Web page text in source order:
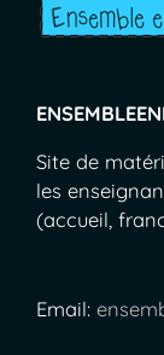
Site de
les
(accueil,
Email: